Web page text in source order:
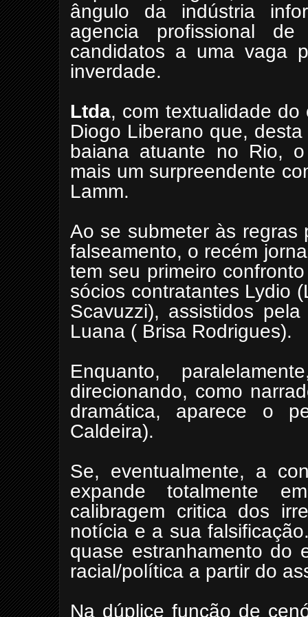
ângulo da indústria
agencia profissional
candidatos a uma vaga
inverdade.
Ltda, com textualidade
Diogo Liberano que,
baiana atuante no Rio,
mais um surpreendente
Lamm.
Ao se submeter às
falseamento, o recém
tem seu primeiro
sócios contratantes Lydio
Scavuzzi), assistidos
Luana ( Brisa Rodrigues).
Enquanto,
direcionando, como
dramática, aparece o
Caldeira).
Se, eventualmente, a
expande totalmente
calibragem critica dos
notícia e a sua
quase estranhamento do
racial/política a partir do
Na dúplice função de